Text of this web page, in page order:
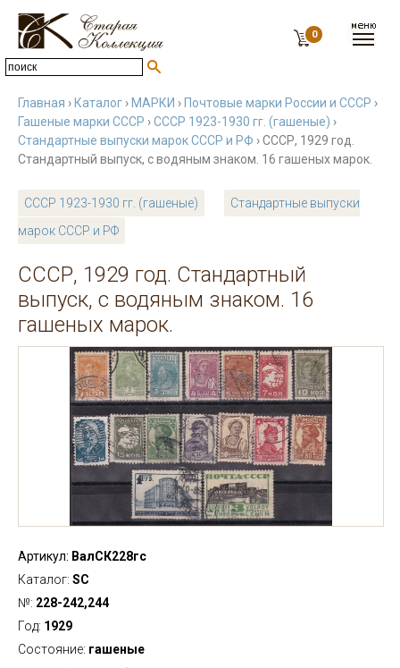
0
Главная › Каталог › МАРКИ › Почтовые марки России и СССР ›
Гашеные марки СССР ›СССР 1923-1930 гг. (гашеные) ›
Стандартные выпуски марок СССР и РФ › СССР, 1929 год.
Стандартный выпуск, с водяным знаком. 16 гашеных марок.
СССР 1923-1930 гг. (гашеные)
Стандартные выпуски
марок СССР и РФ
СССР, 1929 год. Стандартный
выпуск, с водяным знаком. 16
гашеных марок.
Артикул: ВалСК228гс
Каталог: SC
№: 228-242,244
Год: 1929
Состояние: гашеные